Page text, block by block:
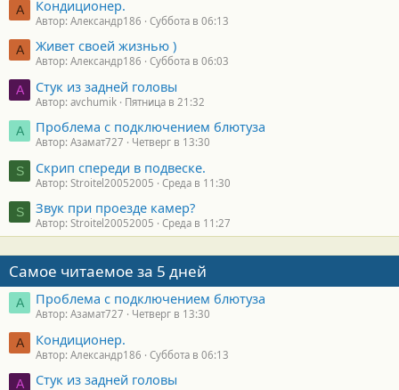
А Кондиционер.
Автор: Александр186 Суббота в 06:13
А Живет своей жизнью )
Автор: Александр186 Суббота в 06:03
A Стук из задней головы
Автор: avchumik Пятница в 21:32
А Проблема с подключением блютуза
Автор: Азамат727 Четверг в 13:30
S Скрип спереди в подвеске.
Автор: Stroitel20052005 Среда в 11:30
S Звук при проезде камер?
Автор: Stroitel20052005 Среда в 11:27
Самое читаемое за 5 дней
А Проблема с подключением блютуза
Автор: Азамат727 Четверг в 13:30
А Кондиционер.
Автор: Александр186 Суббота в 06:13
A Стук из задней головы